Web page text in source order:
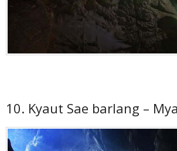
10. Kyaut Sae barlang –